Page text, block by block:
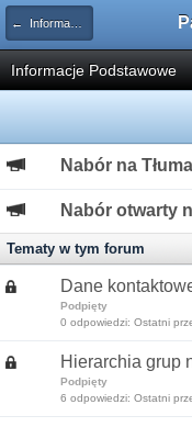
← Informacje o Forum
Informacje Podstawowe
Nabór na
Nabór otwarty
Tematy w tym forum
Dane
Podpięty
0 odpowiedzi: Ostatni
Hierarchia grup
Podpięty
6 odpowiedzi: Ostatni